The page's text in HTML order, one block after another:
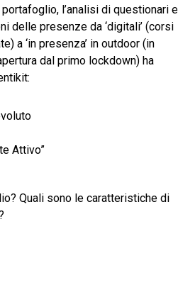
l’analisi di questionari e
delle presenze da ‘digitali’ (corsi
a ‘in presenza’ in outdoor (in
dal primo lockdown) ha
Attivo”
Quali sono le caratteristiche di